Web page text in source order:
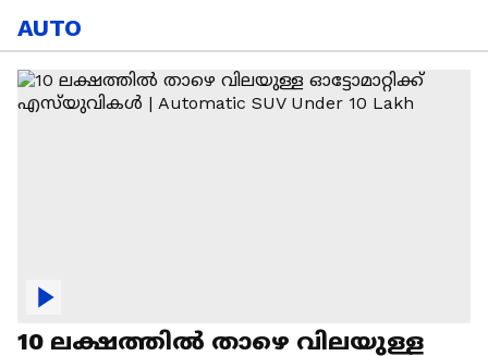
AUTO
10 ലക്ഷത്തിൽ താഴെ വിലയുള്ള